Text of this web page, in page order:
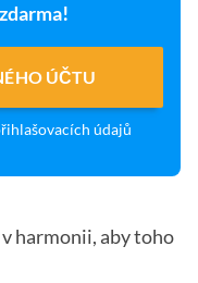
ÚČTU
údajů
harmonii, aby toho